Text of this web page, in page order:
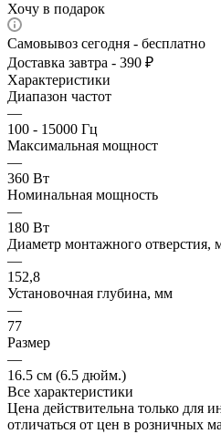
Хочу в подарок
Самовывоз сегодня - бесплатно
Доставка завтра - 390 ₽
Характеристики
Диапазон частот
—
100 - 15000 Гц
Максимальная мощност
—
360 Вт
Номинальная мощность
—
180 Вт
Диаметр монтажного отверстия,
—
152,8
Установочная глубина, мм
—
77
Размер
—
16.5 см (6.5 дюйм.)
Все характеристики
Цена действительна только для
отличаться от цен в розничных